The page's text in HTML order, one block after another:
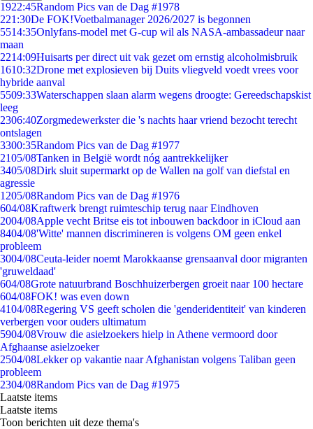
1922:45Random Pics van de Dag #1978
221:30De FOK!Voetbalmanager 2026/2027 is begonnen
5514:35Onlyfans-model met G-cup wil als NASA-ambassadeur naar
maan
2214:09Huisarts per direct uit vak gezet om ernstig alcoholmisbruik
1610:32Drone met explosieven bij Duits vliegveld voedt vrees voor
hybride aanval
5509:33Waterschappen slaan alarm wegens droogte: Gereedschapskist
leeg
2306:40Zorgmedewerkster die 's nachts haar vriend bezocht terecht
ontslagen
3300:35Random Pics van de Dag #1977
2105/08Tanken in België wordt nóg aantrekkelijker
3405/08Dirk sluit supermarkt op de Wallen na golf van diefstal en
agressie
1205/08Random Pics van de Dag #1976
604/08Kraftwerk brengt ruimteschip terug naar Eindhoven
2004/08Apple vecht Britse eis tot inbouwen backdoor in iCloud aan
8404/08'Witte' mannen discrimineren is volgens OM geen enkel
probleem
3004/08Ceuta-leider noemt Marokkaanse grensaanval door migranten
'gruweldaad'
604/08Grote natuurbrand Boschhuizerbergen groeit naar 100 hectare
604/08FOK! was even down
4104/08Regering VS geeft scholen die 'genderidentiteit' van kinderen
verbergen voor ouders ultimatum
5904/08Vrouw die asielzoekers hielp in Athene vermoord door
Afghaanse asielzoeker
2504/08Lekker op vakantie naar Afghanistan volgens Taliban geen
probleem
2304/08Random Pics van de Dag #1975
Laatste items
Laatste items
Toon berichten uit deze thema's